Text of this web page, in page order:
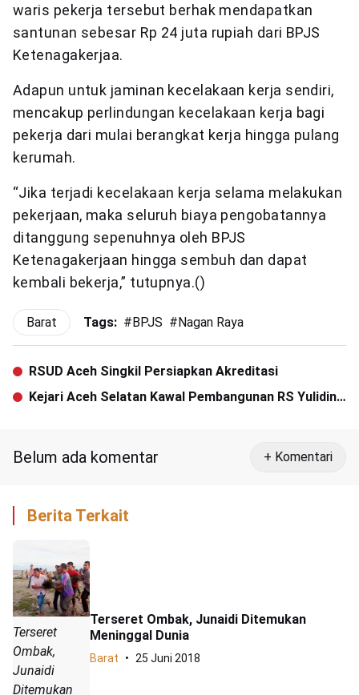
waris pekerja tersebut berhak mendapatkan
santunan sebesar Rp 24 juta rupiah dari BPJS
Ketenagakerjaa.
Adapun untuk jaminan kecelakaan kerja sendiri,
mencakup perlindungan kecelakaan kerja bagi
pekerja dari mulai berangkat kerja hingga pulang
kerumah.
“Jika terjadi kecelakaan kerja selama melakukan
pekerjaan, maka seluruh biaya pengobatannya
ditanggung sepenuhnya oleh BPJS
Ketenagakerjaan hingga sembuh dan dapat
kembali bekerja,” tutupnya.()
Barat Tags: #BPJS #Nagan Raya
RSUD Aceh Singkil Persiapkan Akreditasi
Kejari Aceh Selatan Kawal Pembangunan RS Yulidin
Belum ada komentar + Komentari
Berita Terkait
Terseret
Ombak,
Junaidi
Ditemukan
Terseret Ombak, Junaidi Ditemukan
Meninggal Dunia
Barat 25 Juni 2018